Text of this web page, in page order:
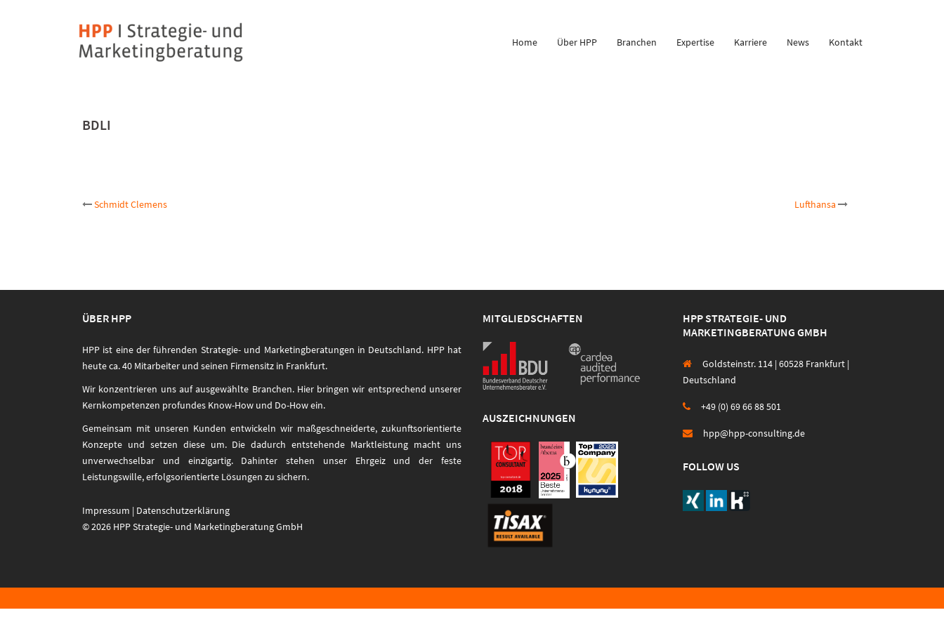
Home Über HPP Branchen Expertise Karriere News Kontakt
BDLI
Post
Schmidt Clemens Lufthansa
ÜBER HPP
HPP ist eine der führenden Strategie- und Marketingberatungen in Deutschland. HPP hat
heute ca. 40 Mitarbeiter und seinen Firmensitz in Frankfurt.
Wir konzentrieren uns auf ausgewählte Branchen. Hier bringen wir entsprechend unserer
Kernkompetenzen profundes Know-How und Do-How ein.
Gemeinsam mit unseren Kunden entwickeln wir maßgeschneiderte, zukunftsorientierte
Konzepte und setzen diese um. Die dadurch entstehende Marktleistung macht uns
unverwechselbar und einzigartig. Dahinter stehen unser Ehrgeiz und der feste
Leistungswille, erfolgsorientierte Lösungen zu sichern.
Impressum | Datenschutzerklärung
© 2026 HPP Strategie- und Marketingberatung GmbH
MITGLIEDSCHAFTEN
AUSZEICHNUNGEN
HPP STRATEGIE- UND
MARKETINGBERATUNG GMBH
Goldsteinstr. 114 | 60528 Frankfurt |
Deutschland
+49 (0) 69 66 88 501
hpp@hpp-consulting.de
FOLLOW US